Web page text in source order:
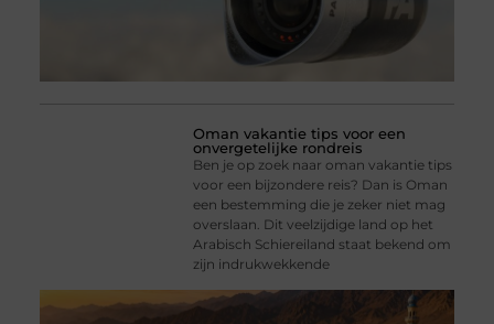
Oman vakantie tips voor een
onvergetelijke rondreis
Ben je op zoek naar oman vakantie tips
voor een bijzondere reis? Dan is Oman
een bestemming die je zeker niet mag
overslaan. Dit veelzijdige land op het
Arabisch Schiereiland staat bekend om
zijn indrukwekkende